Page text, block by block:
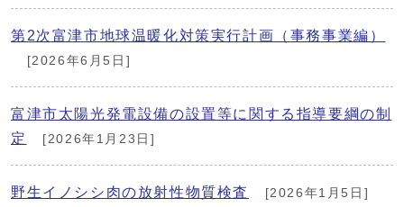
第2次富津市地球温暖化対策実行計画（事務事業編）
[2026年6月5日]
富津市太陽光発電設備の設置等に関する指導要綱の制
定
[2026年1月23日]
野生イノシシ肉の放射性物質検査 [2026年1月5日]